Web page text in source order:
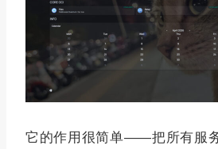
它的作用很简单——把所有服